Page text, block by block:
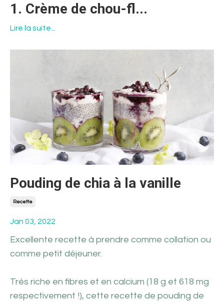
1. Crème de chou-fl...
Lire la suite...
Pouding de chia à la vanille
Recette
Jan 03, 2022
Excellente recette à prendre comme collation ou
comme petit déjeuner.
Très riche en fibres et en calcium (18 g et 618 mg
respectivement !), cette recette de pouding de